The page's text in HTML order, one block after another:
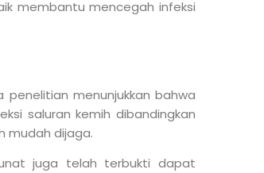
membantu mencegah infeksi
penelitian menunjukkan bahwa
saluran kemih dibandingkan
mudah dijaga.
juga telah terbukti dapat